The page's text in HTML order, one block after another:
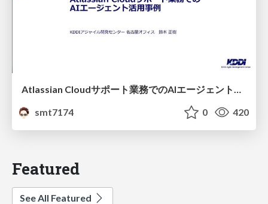
Atlassian Cloudサポート業務でのAIエージェント活用事例
smt7174
0 420
Featured
See All Featured